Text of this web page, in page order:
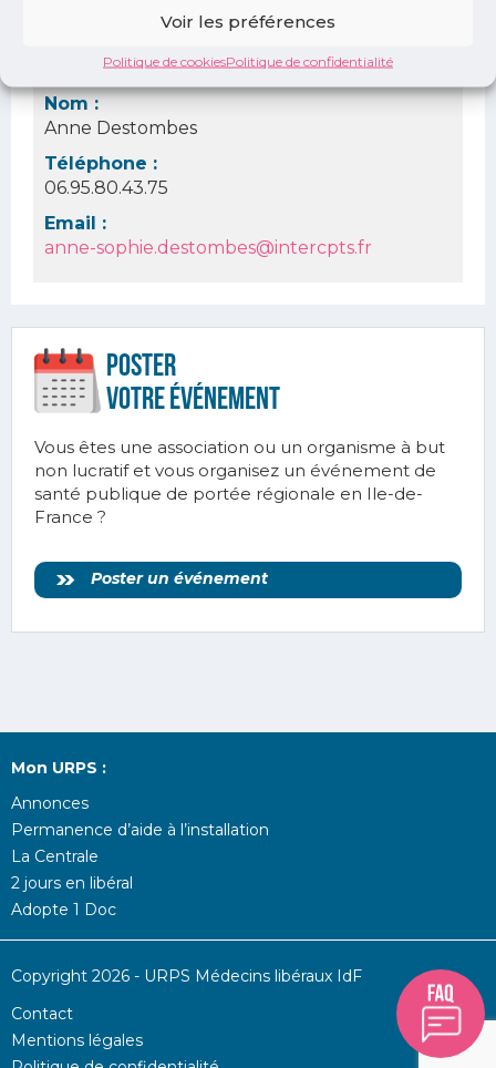
Voir les préférences
Politique de cookiesPolitique de confidentialité
Contact
Nom :
Anne Destombes
Téléphone :
06.95.80.43.75
Email :
anne-sophie.destombes@intercpts.fr
Poster
votre ÉVÉnement
Vous êtes une association ou un organisme à but
non lucratif et vous organisez un événement de
santé publique de portée régionale en Ile-de-
France ?
Poster un événement
Mon URPS :
Annonces
Permanence d’aide à l’installation
La Centrale
2 jours en libéral
Adopte 1 Doc
Copyright 2026 - URPS Médecins libéraux IdF
Contact
Mentions légales